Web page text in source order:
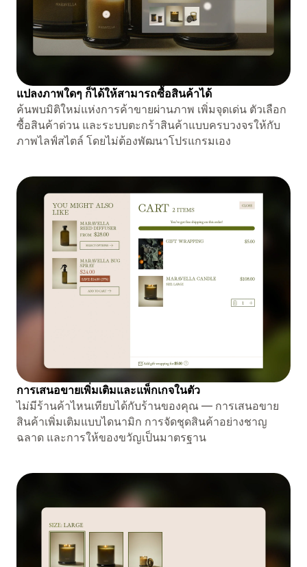
แปลงภาพใดๆ ก็ได้ให้สามารถซื้อสินค้าได้
ค้นพบมิติใหม่แห่งการค้าขายผ่านภาพ เพิ่มจุดเด่น ตัวเลือก
ซื้อสินค้าด่วน และระบบตะกร้าสินค้าแบบครบวงจรให้กับ
ภาพไลฟ์สไตล์ โดยไม่ต้องพัฒนาโปรแกรมเอง
การเสนอขายเพิ่มเติมและแพ็กเกจในตัว
ไม่มีร้านค้าไหนเทียบได้กับร้านของคุณ — การเสนอขาย
สินค้าเพิ่มเติมแบบไดนามิก การจัดชุดสินค้าอย่างชาญ
ฉลาด และการให้ของขวัญเป็นมาตรฐาน